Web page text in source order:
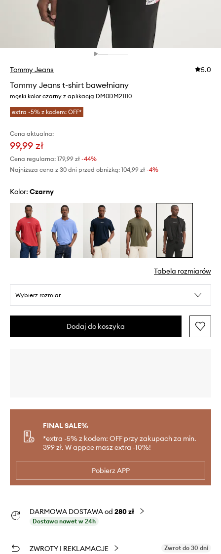
Tommy Jeans 5.0
Tommy Jeans t-shirt bawełniany
męski kolor czarny z aplikacją DM0DM21110
extra -5% z kodem: OFF*
Cena aktualna:
99,99 zł
Cena regularna: 179,99 zł -44%
Najniższa cena z 30 dni przed obniżką: 104,99 zł -4%
Kolor: czarny
Tabela rozmiarów
Wybierz rozmiar
Dodaj do koszyka
FINAL SALE%
*extra -5% z kodem: OFF przy zakupach za min.
399 zł. W appce masz extra -10%!
Pobierz APP
DARMOWA DOSTAWA od 280 zł
Dostawa nawet w 24h
ZWROTY I REKLAMACJE Zwrot do 30 dni